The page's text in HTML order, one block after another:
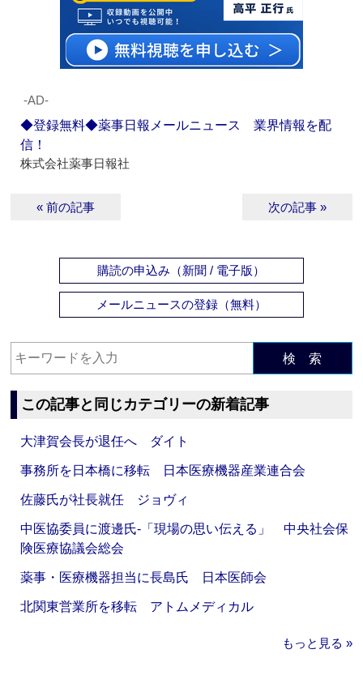
‐AD‐
◆登録無料◆薬事日報メールニュース 業界情報を配
信！
株式会社薬事日報社
« 前の記事 次の記事 »
購読の申込み（新聞 / 電子版）
メールニュースの登録（無料）
検 索
この記事と同じカテゴリーの新着記事
大津賀会長が退任へ ダイト
事務所を日本橋に移転 日本医療機器産業連合会
佐藤氏が社長就任 ジョヴィ
中医協委員に渡邊氏‐「現場の思い伝える」 中央社会保
険医療協議会総会
薬事・医療機器担当に長島氏 日本医師会
北関東営業所を移転 アトムメディカル
もっと見る »